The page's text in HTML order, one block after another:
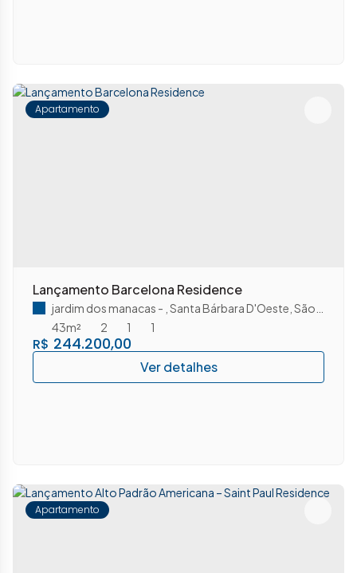
Apartamento
Lançamento Barcelona Residence
R$ 244.200,00
jardim dos manacas Santa Bárbara D'Oeste São Paulo
2
1
43m² 1
Apartamento